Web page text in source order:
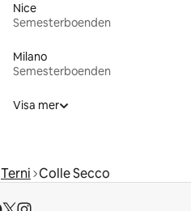
Nice
Semesterboenden
Milano
Semesterboenden
Visa mer
Terni Colle Secco